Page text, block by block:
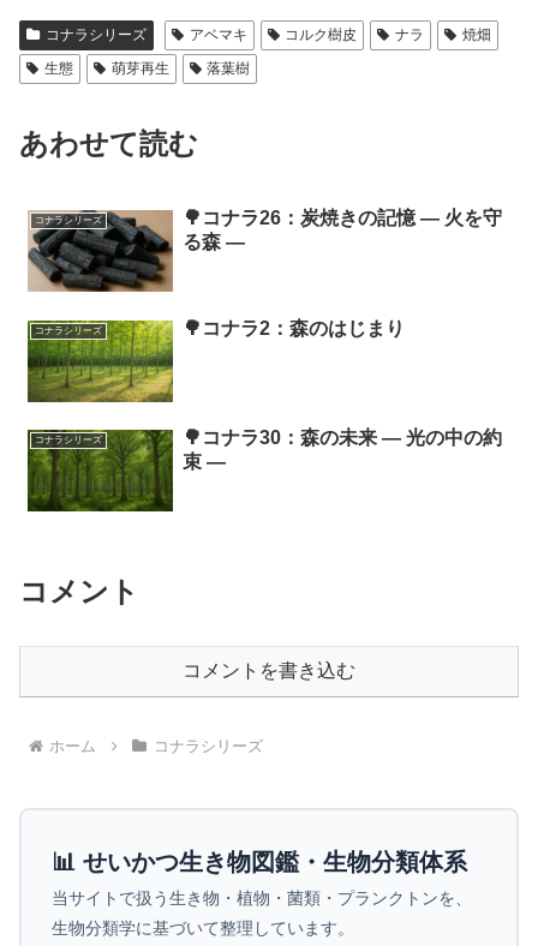
コナラシリーズ アベマキ コルク樹皮 ナラ
焼畑
生態
萌芽再生 落葉樹
あわせて読む
コナラシリーズ
🌳コナラ26：炭焼きの記憶 ― 火を守
る森 ―
コナラシリーズ 🌳コナラ2：森のはじまり
コナラシリーズ
🌳コナラ30：森の未来 ― 光の中の約
束 ―
コメント
コメントを書き込む
ホーム コナラシリーズ
📊 せいかつ生き物図鑑・生物分類体系
当サイトで扱う生き物・植物・菌類・プランクトンを、
生物分類学に基づいて整理しています。